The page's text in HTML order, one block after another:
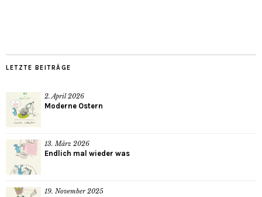
LETZTE BEITRÄGE
2. April 2026
Moderne Ostern
13. März 2026
Endlich mal wieder was
19. November 2025